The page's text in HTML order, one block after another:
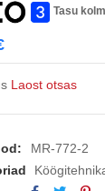
Tasu
Laost otsas
MR-772-2